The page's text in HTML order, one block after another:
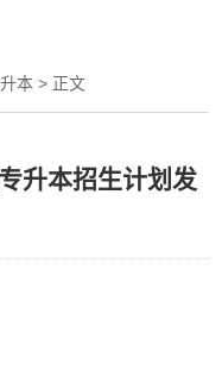
本 > 正文
升本招生计划发